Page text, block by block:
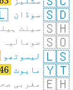
🇸🇩سوڈان
🇸🇭سینٹ
🇸🇴صومالیہ
🇱🇸لیسوتھو
🇾🇹مایوٹ 46
🇪🇭مغربی